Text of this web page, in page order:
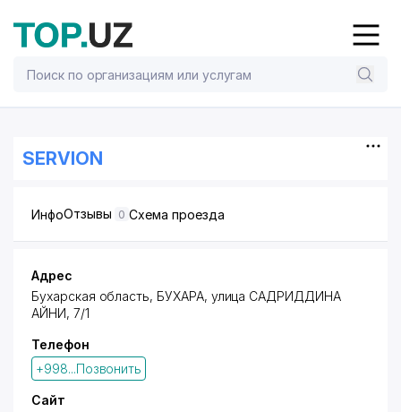
SERVION
ИнфоОтзывы 0 Схема проезда
Адрес
Бухарская область, БУХАРА, улица САДРИДДИНА
АЙНИ, 7/1
Телефон
+998...Позвонить
Сайт